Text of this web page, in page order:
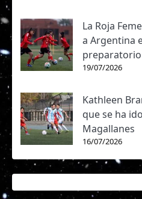
La Roja
a Argentina
19/07/2026
Kathleen
que se ha
Magallanes
16/07/2026